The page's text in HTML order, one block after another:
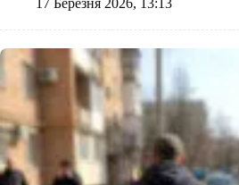
17 Березня 2026, 13:13